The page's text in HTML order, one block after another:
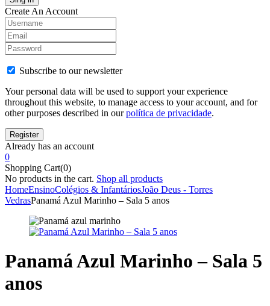
Create An Account
Subscribe to our newsletter
Your personal data will be used to support your experience
throughout this website, to manage access to your account, and for
other purposes described in ourpolítica de privacidade.
Already has an account
0
Shopping Cart(0)
No products in the cart. Shop all products
HomeEnsinoColégios & InfantáriosJoão Deus - Torres
VedrasPanamá Azul Marinho – Sala 5 anos
Panamá Azul Marinho – Sala 5
anos